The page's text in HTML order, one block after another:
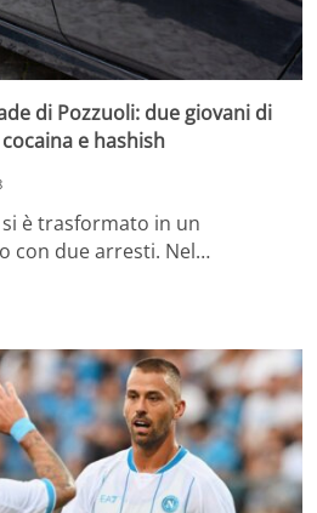
di Pozzuoli: due giovani di
e hashish
è trasformato in un
con due arresti. Nel…